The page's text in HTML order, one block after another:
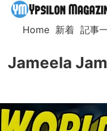
Home 新着 記事
Jameela